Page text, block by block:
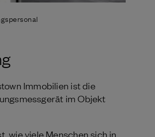
Immobilien ist die
im Objekt
wie viele Menschen sich in